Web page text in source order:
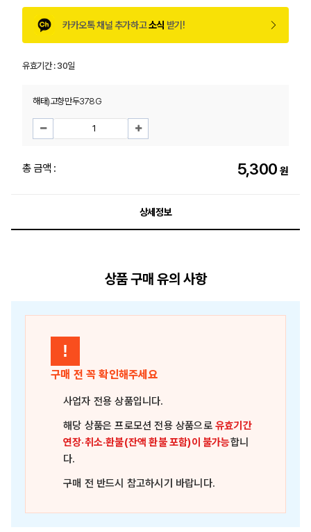
카카오톡 채널 추가하고소식 받기!
유효기간 :30일
해태)고향만두378G
총 금액 : 5,300 원
상세정보
상품 구매 유의 사항
!
구매 전 꼭 확인해주세요
사업자 전용 상품입니다.
해당 상품은프로모션 전용 상품으로유효기간
연장·취소·환불(잔액 환불 포함)이 불가능합니
다.
구매 전 반드시 참고하시기 바랍니다.